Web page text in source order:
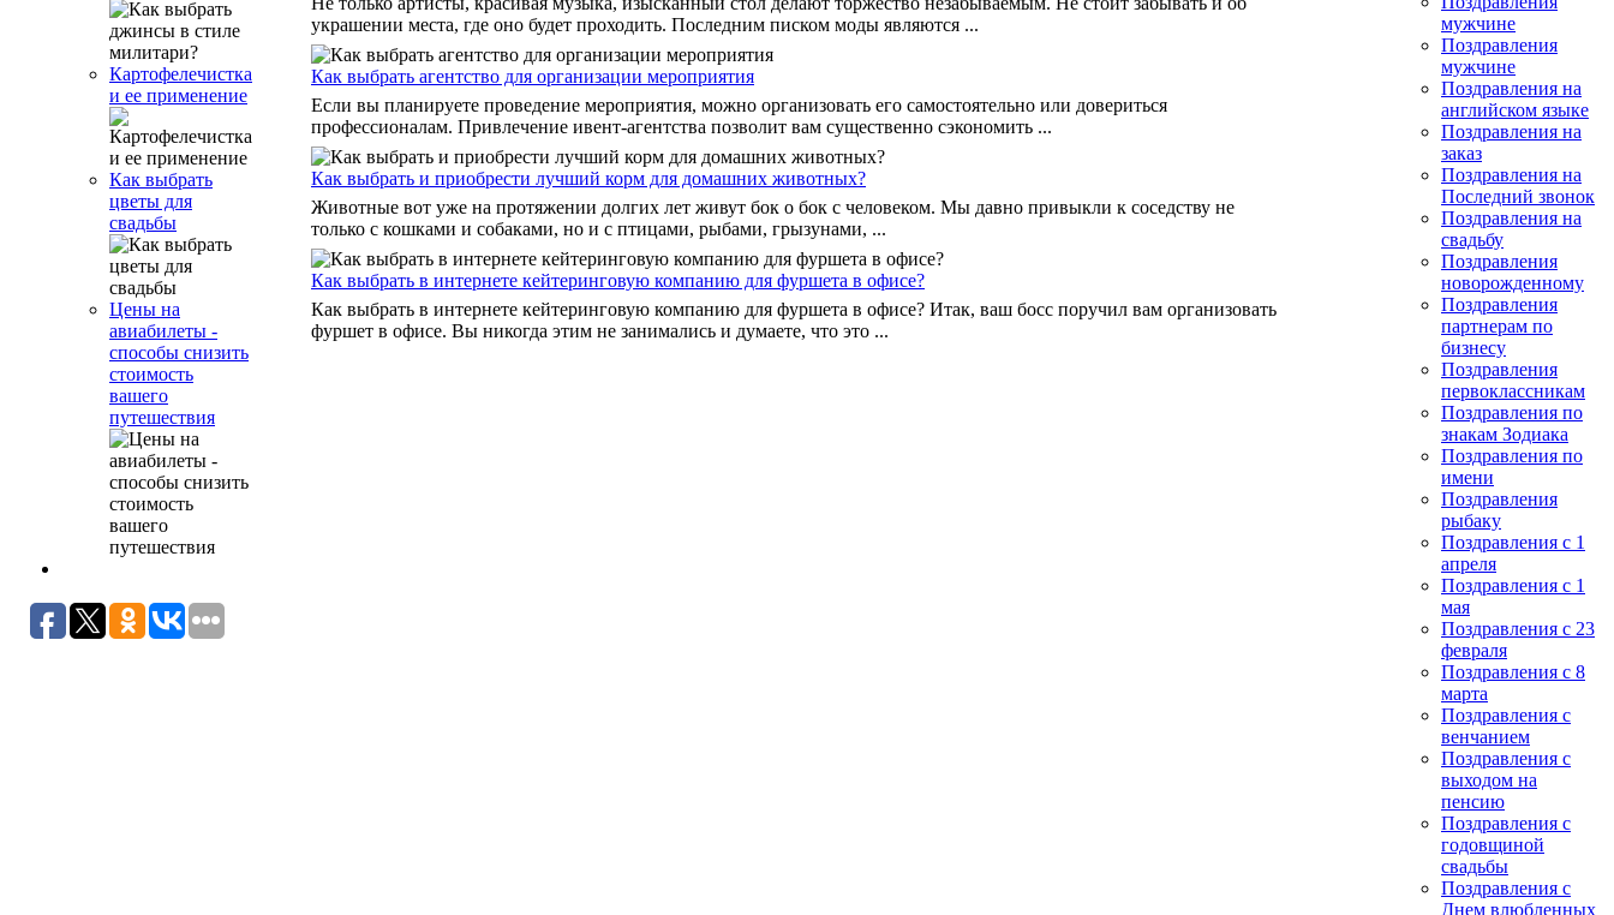
Картофелечистка
и ее применение
Как выбрать
цветы для
свадьбы
Цены на
авиабилеты -
способы снизить
стоимость
вашего
путешествия
украшении места, где оно будет проходить. Последним писком моды являются ...
Как выбрать агентство для организации мероприятия
Если вы планируете проведение мероприятия, можно организовать его самостоятельно или довериться
профессионалам. Привлечение ивент-агентства позволит вам существенно сэкономить ...
Как выбрать и приобрести лучший корм для домашних животных?
Животные вот уже на протяжении долгих лет живут бок о бок с человеком. Мы давно привыкли к соседству не
только с кошками и собаками, но и с птицами, рыбами, грызунами, ...
Как выбрать в интернете кейтеринговую компанию для фуршета в офисе?
Как выбрать в интернете кейтеринговую компанию для фуршета в офисе? Итак, ваш босс поручил вам организовать
фуршет в офисе. Вы никогда этим не занимались и думаете, что это ...
мужчине
Поздравления
мужчине
Поздравления на
английском языке
Поздравления на
заказ
Поздравления на
Последний звонок
Поздравления на
свадьбу
Поздравления
новорожденному
Поздравления
партнерам по
бизнесу
Поздравления
первоклассникам
Поздравления по
знакам Зодиака
Поздравления по
имени
Поздравления
рыбаку
Поздравления с 1
апреля
Поздравления с 1
мая
Поздравления с 23
февраля
Поздравления с 8
марта
Поздравления с
венчанием
Поздравления с
выходом на
пенсию
Поздравления с
годовщиной
свадьбы
Поздравления с
Днем влюбленных